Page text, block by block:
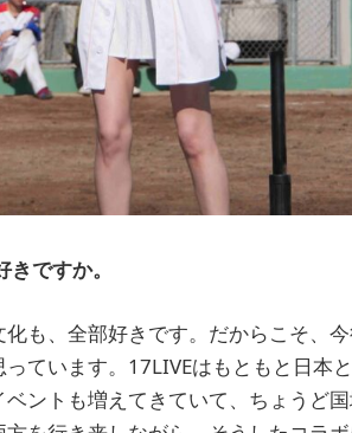
ですか。
も、全部好きです。だからこそ、
ています。17LIVEはもともと日本
ントも増えてきていて、ちょうど